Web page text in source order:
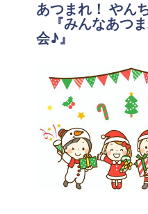
あつまれ！ やん
『みんなあつ
会♪』